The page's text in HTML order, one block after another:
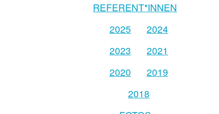
REFERENT*INNEN
2025
2024
2023
2021
2020
2019
2018